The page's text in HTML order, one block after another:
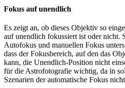
Fokus auf unendlich
Es zeigt an, ob dieses Objektiv so
auf unendlich fokussiert ist oder nicht.
Autofokus und manuellen Fokus
dass der Fokusbereich, auf den das
kann, die Unendlich-Position nicht
für die Astrofotografie wichtig, da in
Szenarien der automatische Fokus